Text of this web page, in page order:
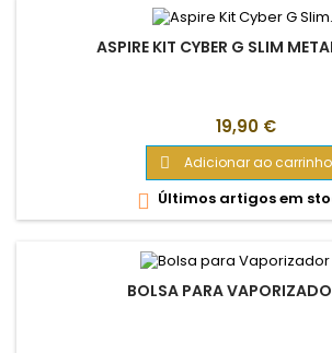
ASPIRE KIT CYBER G SLIM
Preço
19,90 €
 Adicionar ao carrinho
 Últimos artigos em
BOLSA PARA